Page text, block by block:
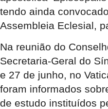
tendo ainda
Assembleia Eclesial,
Na reunião do
Secretaria-Geral do
e 27 de junho, no
foram informados
de estudo instituídos